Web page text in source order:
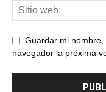
Guardar mi
navegador la próxima